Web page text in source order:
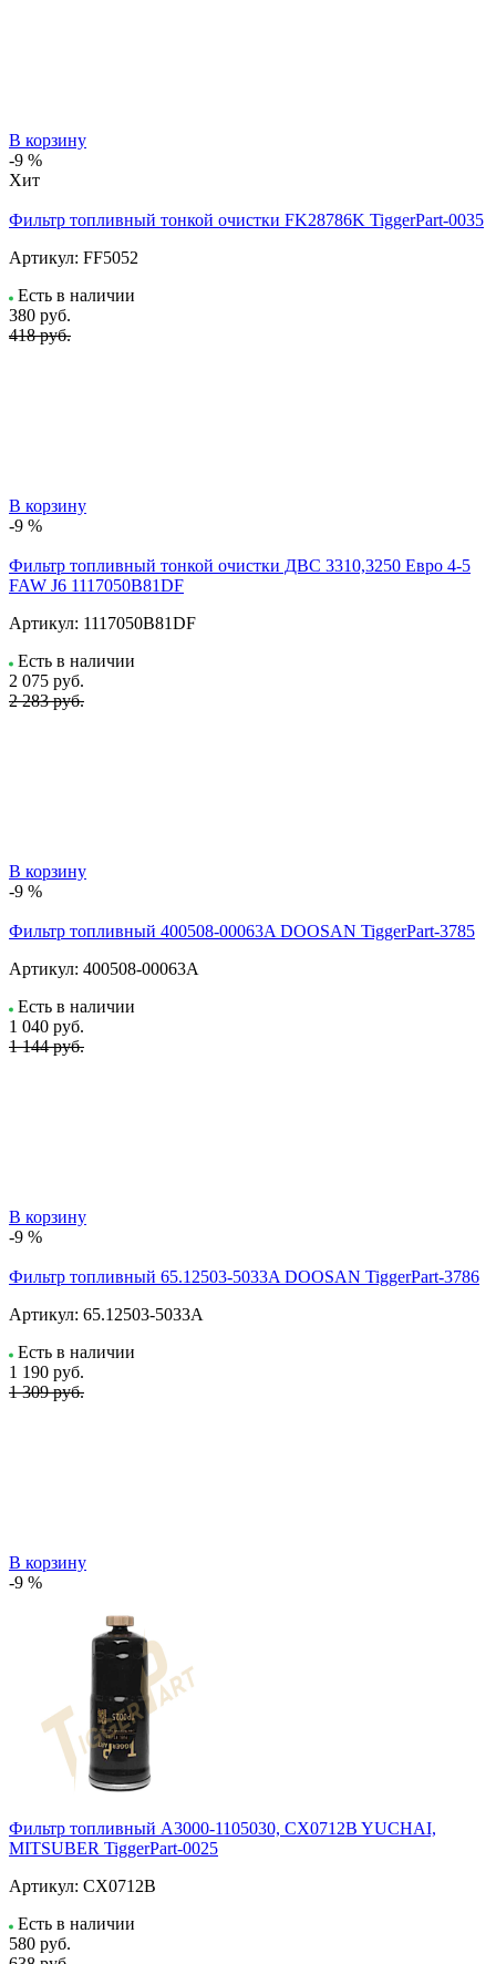
В корзину
-9 %
Хит
Фильтр топливный тонкой очистки FK28786K TiggerPart-0035
Артикул: FF5052
Есть в наличии
380 руб.
418 руб.
В корзину
-9 %
Фильтр топливный тонкой очистки ДВС 3310,3250 Евро 4-5
FAW J6 1117050B81DF
Артикул: 1117050B81DF
Есть в наличии
2 075 руб.
2 283 руб.
В корзину
-9 %
Фильтр топливный 400508-00063A DOOSAN TiggerPart-3785
Артикул: 400508-00063A
Есть в наличии
1 040 руб.
1 144 руб.
В корзину
-9 %
Фильтр топливный 65.12503-5033A DOOSAN TiggerPart-3786
Артикул: 65.12503-5033A
Есть в наличии
1 190 руб.
1 309 руб.
В корзину
-9 %
Фильтр топливный A3000-1105030, CX0712B YUCHAI,
MITSUBER TiggerPart-0025
Артикул: CX0712B
Есть в наличии
580 руб.